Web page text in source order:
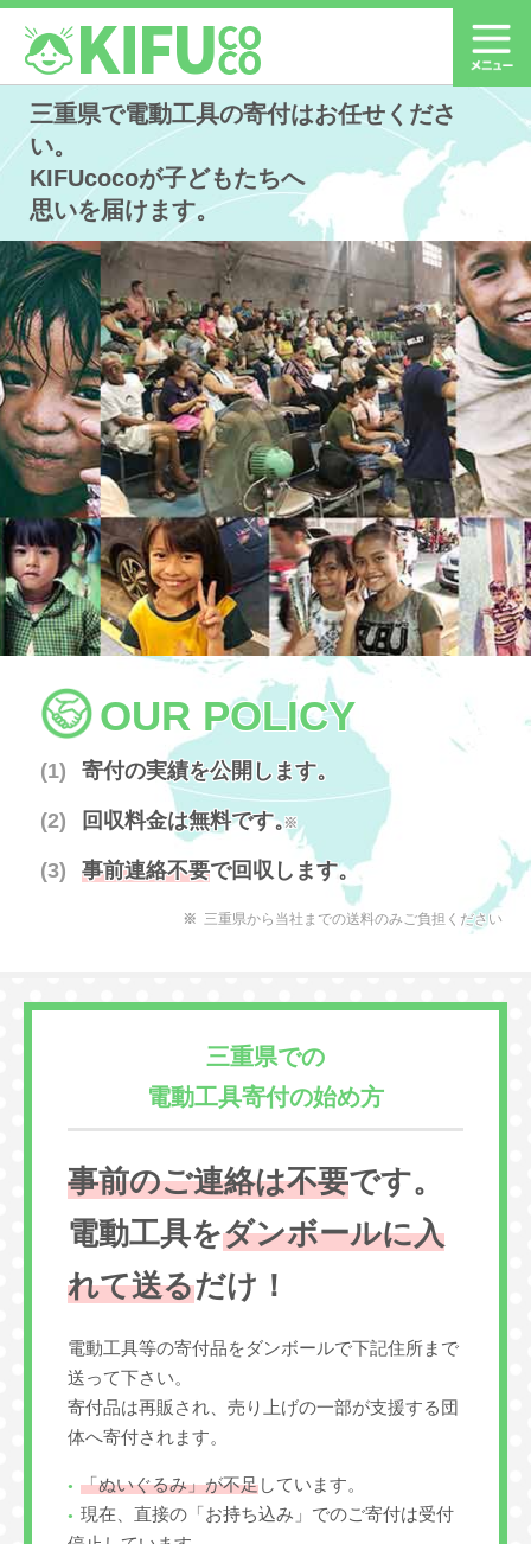
三重県で電動工具の寄付はお任せくださ
い。
KIFUcocoが子どもたちへ
思いを届けます。
OUR POLICY
寄付の実績を公開します。
回収料金は無料です。
※
事前連絡不要で回収します。
三重県から当社までの送料のみご負担ください
三重県での
電動工具寄付の始め方
事前のご連絡は不要です。
電動工具をダンボールに入
れて送るだけ！
電動工具等の寄付品をダンボールで下記住所まで
送って下さい。
寄付品は再販され、売り上げの一部が支援する団
体へ寄付されます。
「ぬいぐるみ」が不足しています。
現在、直接の「お持ち込み」でのご寄付は受付